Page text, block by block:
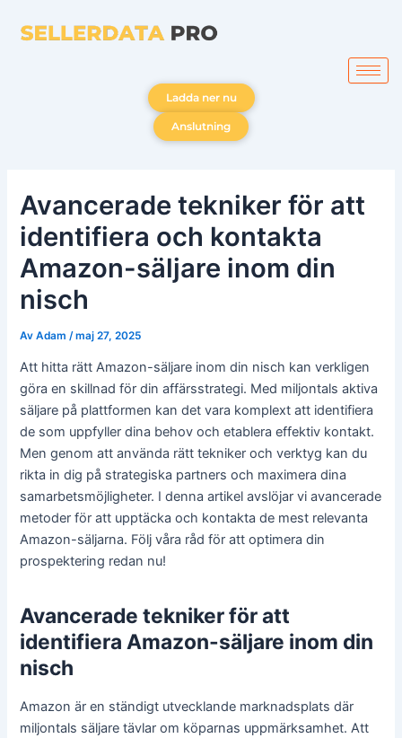
Ladda ner nu
Anslutning
Avancerade tekniker för att
identifiera och kontakta
Amazon-säljare inom din
nisch
Av Adam /maj 27, 2025
Att hitta rätt Amazon-säljare inom din nisch kan verkligen
göra en skillnad för din affärsstrategi. Med miljontals aktiva
säljare på plattformen kan det vara komplext att identifiera
de som uppfyller dina behov och etablera effektiv kontakt.
Men genom att använda rätt tekniker och verktyg kan du
rikta in dig på strategiska partners och maximera dina
samarbetsmöjligheter. I denna artikel avslöjar vi avancerade
metoder för att upptäcka och kontakta de mest relevanta
Amazon-säljarna. Följ våra råd för att optimera din
prospektering redan nu!
Avancerade tekniker för att
identifiera Amazon-säljare inom din
nisch
Amazon är en ständigt utvecklande marknadsplats där
miljontals säljare tävlar om köparnas uppmärksamhet. Att